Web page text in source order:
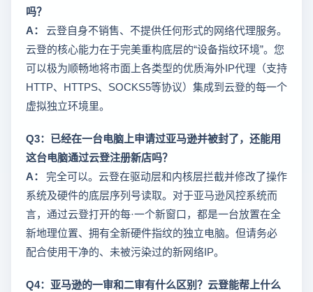
吗？
A： 云登自身不销售、不提供任何形式的网络代理服务。
云登的核心能力在于完美重构底层的“设备指纹环境”。您
可以极为顺畅地将市面上各类型的优质海外IP代理（支持
HTTP、HTTPS、SOCKS5等协议）集成到云登的每一个
虚拟独立环境里。
Q3：已经在一台电脑上申请过亚马逊并被封了，还能用
这台电脑通过云登注册新店吗？
A： 完全可以。云登在驱动层和内核层拦截并修改了操作
系统及硬件的底层序列号读取。对于亚马逊风控系统而
言，通过云登打开的每·一个新窗口，都是一台放置在全
新地理位置、拥有全新硬件指纹的独立电脑。但请务必
配合使用干净的、未被污染过的新网络IP。
Q4：亚马逊的一审和二审有什么区别？云登能帮上什么